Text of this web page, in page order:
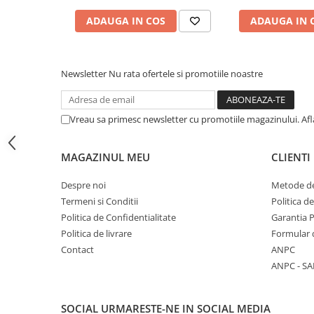
Articole Birotica
Accesorii Arhivare
Organizare si Arhivare
Seturi birotica
Articole scolare
Caiete si Carnetele scolare
Coperti, Mape, Etichete
Ghiozdane si Penare scolare
Instrumente de scris
Instrumente si Truse Geometrie
Consumabile & Accesorii
ADAUGA IN COS ADAUGA IN
Newsletter Nu rata ofertele si promotiile noastre
Vreau sa primesc newsletter cu promotiile magazinului.
MAGAZINUL MEU
Despre noi
Termeni si Conditii
Politica de Confidentialitate
Politica de livrare
Contact
CLIENTI
Metode
Politica
Garantia
Formular
ANPC
ANPC -
SOCIAL URMARESTE-NE IN SOCIAL MEDIA